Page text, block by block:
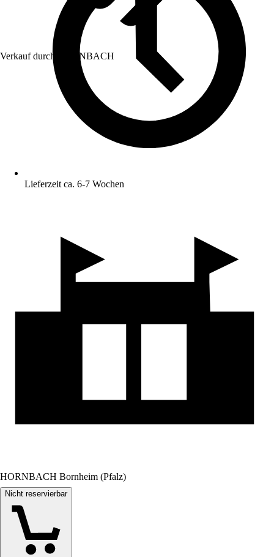
Verkauf durch: HORNBACH
Lieferzeit ca. 6-7 Wochen
HORNBACH Bornheim (Pfalz)
Nicht reservierbar